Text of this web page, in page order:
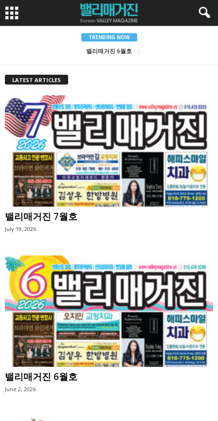
TRENDING NOW
밸리매거진 5월호
LATEST ARTICLES
밸리매거진 7월호
July 19, 2026
밸리매거진 6월호
June 2, 2026